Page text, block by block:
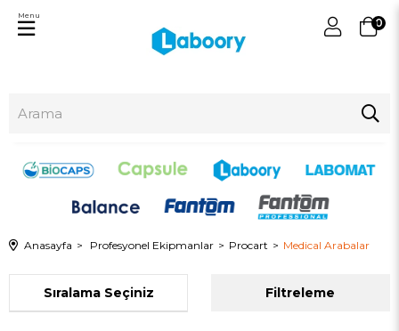
0
Menu
Anasayfa Profesyonel Ekipmanlar Procart Medical Arabalar
Filtreleme
Sıralama